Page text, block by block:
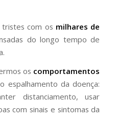
tristes com os milhares de
do longo tempo de
os comportamentos
espalhamento da doença:
distanciamento, usar
com sinais e sintomas da